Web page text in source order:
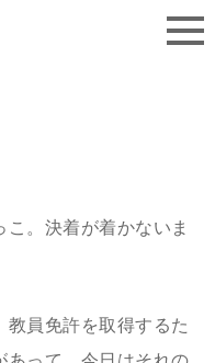
。決着が着かないま
員免許を取得するた